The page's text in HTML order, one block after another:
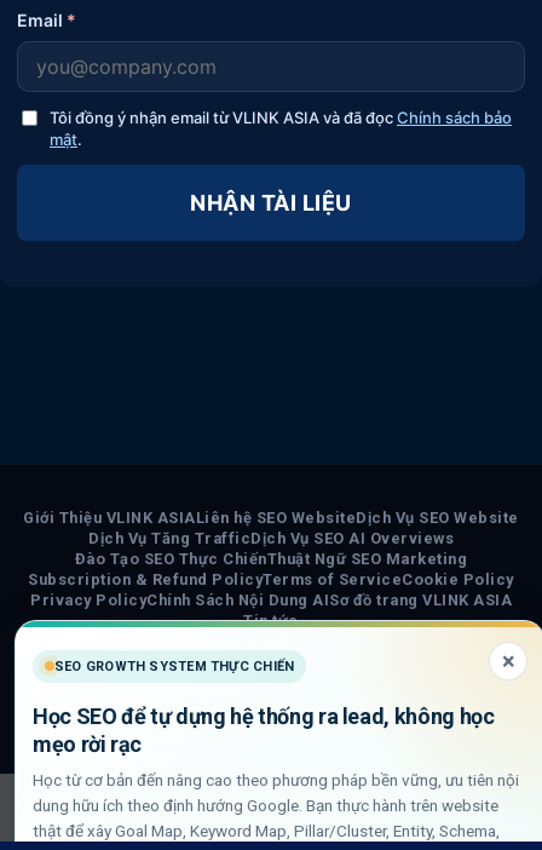
Email *
Tôi đồng ý nhận email từ VLINK ASIA và đã đọcChính sách bảo
mật.
NHẬN TÀI LIỆU
Visa PayPal Stripe MasterCard
Cash
Giới Thiệu VLINK ASIALiên hệ SEO WebsiteDịch Vụ SEO Website
Dịch Vụ Tăng TrafficDịch Vụ SEO AI Overviews
Đào Tạo SEO Thực ChiếnThuật Ngữ SEO Marketing
Subscription & Refund PolicyTerms of ServiceCookie Policy
Privacy PolicyChính Sách Nội Dung AISơ đồ trang VLINK ASIA
Tin tức
COPYRIGHT 2026 ©VLINK ASIA
SEO GROWTH SYSTEM THỰC CHIẾN ×
Học SEO để tự dựng hệ thống ra lead, không học
mẹo rời rạc
Học từ cơ bản đến nâng cao theo phương pháp bền vững, ưu tiên nội
dung hữu ích theo định hướng Google. Bạn thực hành trên website
thật để xây Goal Map, Keyword Map, Pillar/Cluster, Entity, Schema,